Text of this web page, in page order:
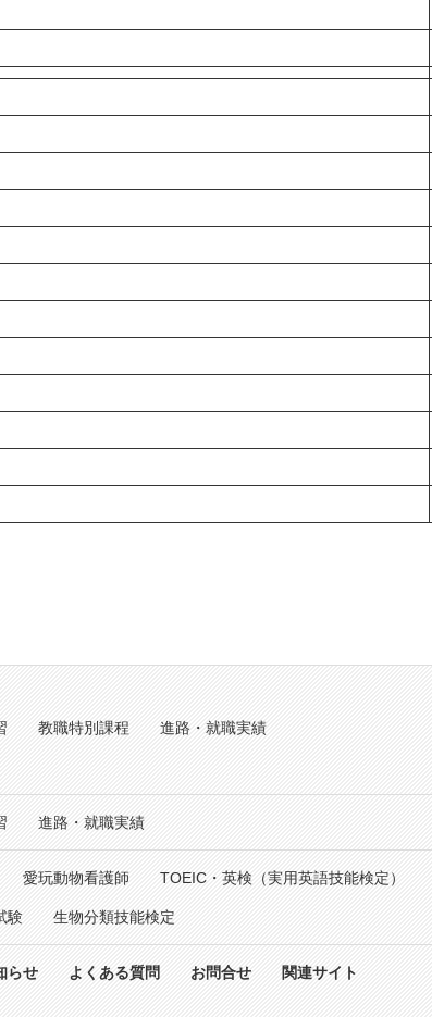
教職特別課程 進路・就職実績
進路・就職実績
愛玩動物看護師 TOEIC・英検（実用英語技能検定）
験 生物分類技能検定
らせ よくある質問 お問合せ 関連サイト